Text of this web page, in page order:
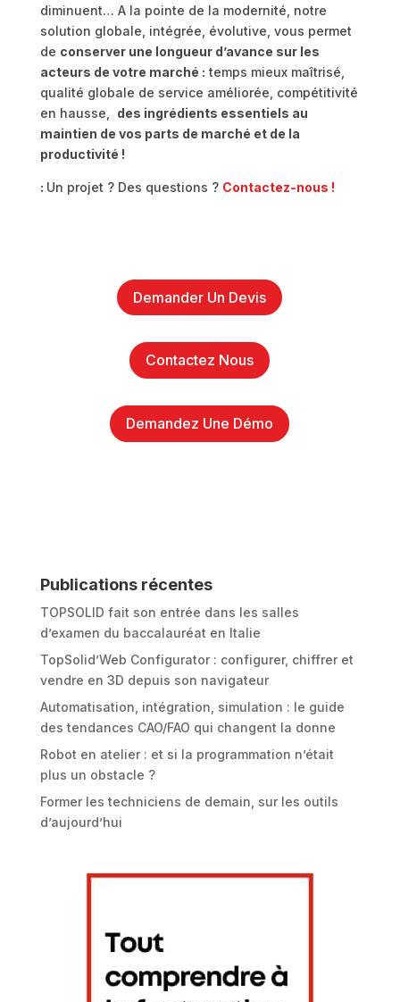
diminuent… A la pointe de la modernité, notre
solution globale, intégrée, évolutive, vous permet
de conserver une longueur d’avance sur les
acteurs de votre marché : temps mieux maîtrisé,
qualité globale de service améliorée, compétitivité
en hausse, des ingrédients essentiels au
maintien de vos parts de marché et de la
productivité !
: Un projet ? Des questions ? Contactez-nous !
Demander Un Devis
Contactez Nous
Demandez Une Démo
Publications récentes
TOPSOLID fait son entrée dans les salles
d’examen du baccalauréat en Italie
TopSolid’Web Configurator : configurer, chiffrer et
vendre en 3D depuis son navigateur
Automatisation, intégration, simulation : le guide
des tendances CAO/FAO qui changent la donne
Robot en atelier : et si la programmation n’était
plus un obstacle ?
Former les techniciens de demain, sur les outils
d’aujourd’hui